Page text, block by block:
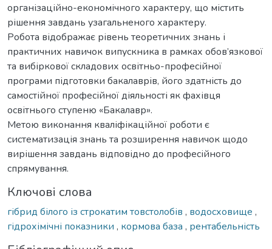
організаційно-економічного характеру, що містить
рішення завдань узагальненого характеру.
Робота відображає рівень теоретичних знань і
практичних навичок випускника в рамках обов’язкової
та вибіркової складових освітньо-професійної
програми підготовки бакалаврів, його здатність до
самостійної професійної діяльності як фахівця
освітнього ступеню «Бакалавр».
Метою виконання кваліфікаційної роботи є
систематизація знань та розширення навичок щодо
вирішення завдань відповідно до професійного
спрямування.
Ключові слова
гібрид білого із строкатим товстолобів , водосховище ,
гідрохімічні показники , кормова база , рентабельність